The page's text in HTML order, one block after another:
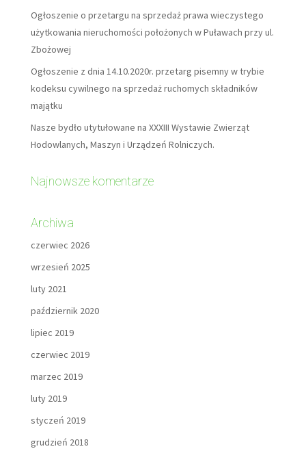
Ogłoszenie o przetargu na sprzedaż prawa wieczystego
użytkowania nieruchomości położonych w Puławach przy ul.
Zbożowej
Ogłoszenie z dnia 14.10.2020r. przetarg pisemny w trybie
kodeksu cywilnego na sprzedaż ruchomych składników
majątku
Nasze bydło utytułowane na XXXIII Wystawie Zwierząt
Hodowlanych, Maszyn i Urządzeń Rolniczych.
Najnowsze komentarze
Archiwa
czerwiec 2026
wrzesień 2025
luty 2021
październik 2020
lipiec 2019
czerwiec 2019
marzec 2019
luty 2019
styczeń 2019
grudzień 2018